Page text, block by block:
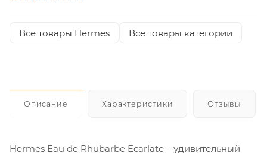
Все товары Hermes Все товары категории
Описание Характеристики Отзывы
Hermes Eau de Rhubarbe Ecarlate – удивительный